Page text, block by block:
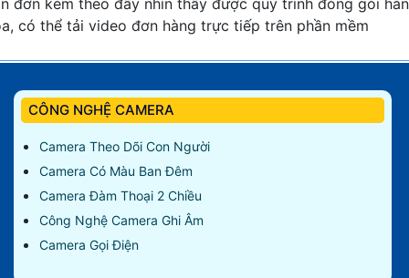
đơn kèm theo đấy nhìn thấy được quy trình đóng gói
có thể tải video đơn hàng trực tiếp trên phần mềm
CÔNG NGHỆ CAMERA
Camera Theo Dõi Con Người
Camera Có Màu Ban Đêm
Camera Đàm Thoại 2 Chiều
Công Nghệ Camera Ghi Âm
Camera Gọi Điện